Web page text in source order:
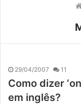
29/04/2007 11
Como dizer
em inglês?